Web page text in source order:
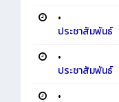
•
ประชาสัมพันธ์
•
ประชาสัมพันธ์
•